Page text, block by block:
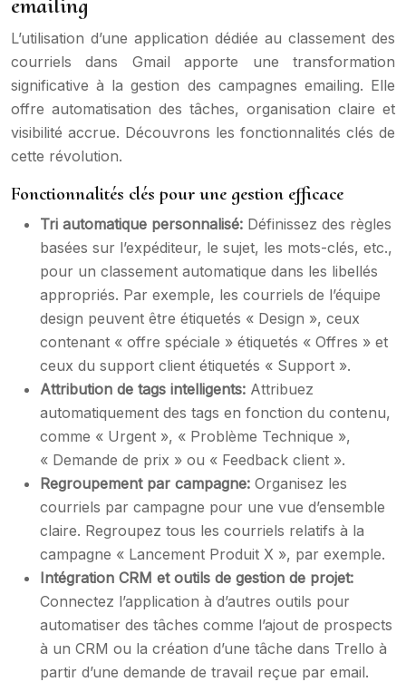
emailing
L’utilisation d’une application dédiée au classement des
courriels dans Gmail apporte une transformation
significative à la gestion des campagnes emailing. Elle
offre automatisation des tâches, organisation claire et
visibilité accrue. Découvrons les fonctionnalités clés de
cette révolution.
Fonctionnalités clés pour une gestion efficace
Tri automatique personnalisé: Définissez des règles
basées sur l’expéditeur, le sujet, les mots-clés, etc.,
pour un classement automatique dans les libellés
appropriés. Par exemple, les courriels de l’équipe
design peuvent être étiquetés « Design », ceux
contenant « offre spéciale » étiquetés « Offres » et
ceux du support client étiquetés « Support ».
Attribution de tags intelligents: Attribuez
automatiquement des tags en fonction du contenu,
comme « Urgent », « Problème Technique »,
« Demande de prix » ou « Feedback client ».
Regroupement par campagne: Organisez les
courriels par campagne pour une vue d’ensemble
claire. Regroupez tous les courriels relatifs à la
campagne « Lancement Produit X », par exemple.
Intégration CRM et outils de gestion de projet:
Connectez l’application à d’autres outils pour
automatiser des tâches comme l’ajout de prospects
à un CRM ou la création d’une tâche dans Trello à
partir d’une demande de travail reçue par email.